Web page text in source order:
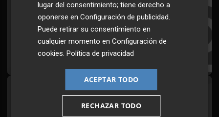
Suscríbete al Boletín
Todos los días a primera hora en tu email
¡Quiero suscribirme!
Síguenos en redes
Plaza Podcast, desde cualquier medio
lugar del consentimiento; tiene derecho a
oponerse enConfiguración de publicidad.
Puede retirar su consentimiento en
cualquier momento enConfiguración de
cookies.Política de privacidad
ACEPTAR TODO
RECHAZAR TODO